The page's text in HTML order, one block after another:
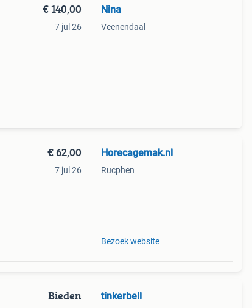
€ 140,00
7 jul 26
Nina
Veenendaal
€ 62,00
7 jul 26
Horecagemak.nl
Rucphen
Bezoek website
Bieden tinkerbell